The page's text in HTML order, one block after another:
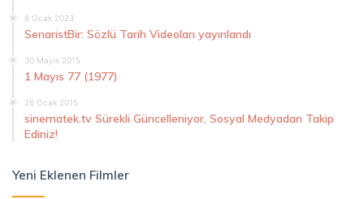
6 Ocak 2023
SenaristBir: Sözlü Tarih Videoları yayınlandı
30 Mayıs 2015
1 Mayıs 77 (1977)
26 Ocak 2015
sinematek.tv Sürekli Güncelleniyor, Sosyal Medyadan Takip
Ediniz!
Yeni Eklenen Filmler